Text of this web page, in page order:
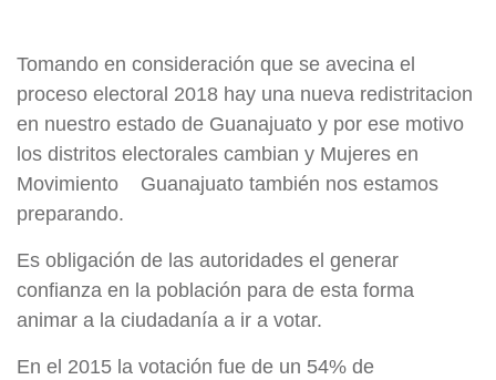
Tomando en consideración que se avecina el
proceso electoral 2018 hay una nueva redistritacion
en nuestro estado de Guanajuato y por ese motivo
los distritos electorales cambian y Mujeres en
Movimiento Guanajuato también nos estamos
preparando.
Es obligación de las autoridades el generar
confianza en la población para de esta forma
animar a la ciudadanía a ir a votar.
En el 2015 la votación fue de un 54% de